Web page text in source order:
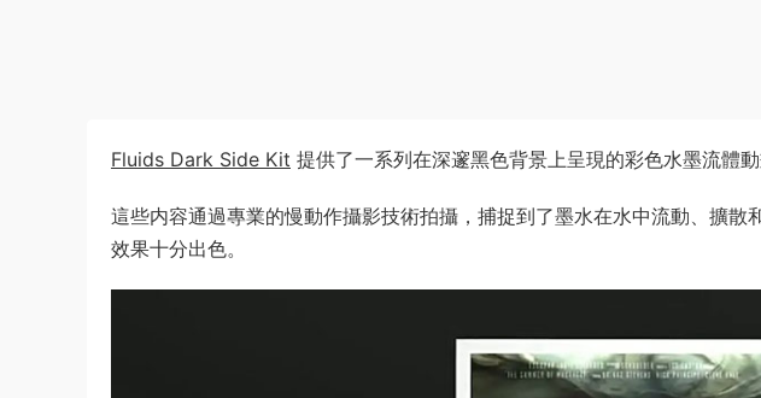
Fluids Dark Side Kit 提供了一系列在深邃黑色背景上呈現的彩色水墨流體
這些内容通過專業的慢動作攝影技術拍攝，捕捉到了墨水在水中流動、擴散
效果十分出色。